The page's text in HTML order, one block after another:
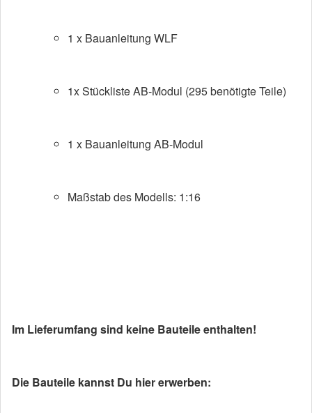
1 x Bauanleitung WLF
1x Stückliste AB-Modul (295 benötigte Teile)
1 x Bauanleitung AB-Modul
Maßstab des Modells: 1:16
Im Lieferumfang sind keine Bauteile enthalten!
Die Bauteile kannst Du hier erwerben: